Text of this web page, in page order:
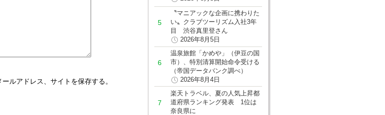
ルアドレス、サイトを保存する。
〝マニアックな企画に携わりた
い〟クラブツーリズム入社3年
目 渋谷真里登さん
2026年8月5日
温泉旅館「かめや」（伊豆の国
市）、特別清算開始命令受ける
（帝国データバンク調べ）
2026年8月4日
楽天トラベル、夏の人気上昇都
道府県ランキング発表 1位は
奈良県に